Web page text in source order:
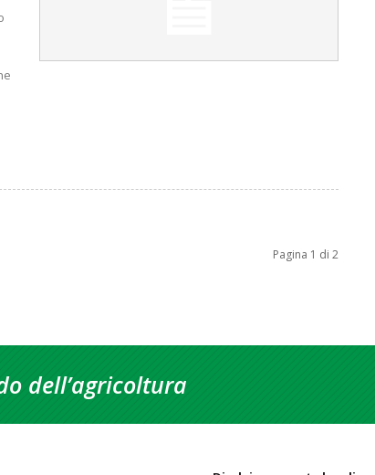
Pagina 1 di 2
dell’agricoltura